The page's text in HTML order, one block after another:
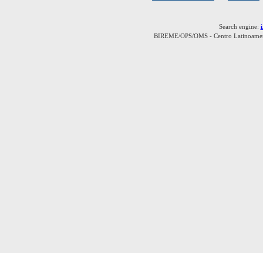
Search engine:
BIREME/OPS/OMS - Centro